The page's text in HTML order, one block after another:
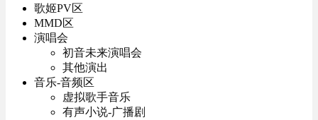
歌姬PV区
MMD区
演唱会
初音未来演唱会
其他演出
音乐-音频区
虚拟歌手音乐
有声小说-广播剧